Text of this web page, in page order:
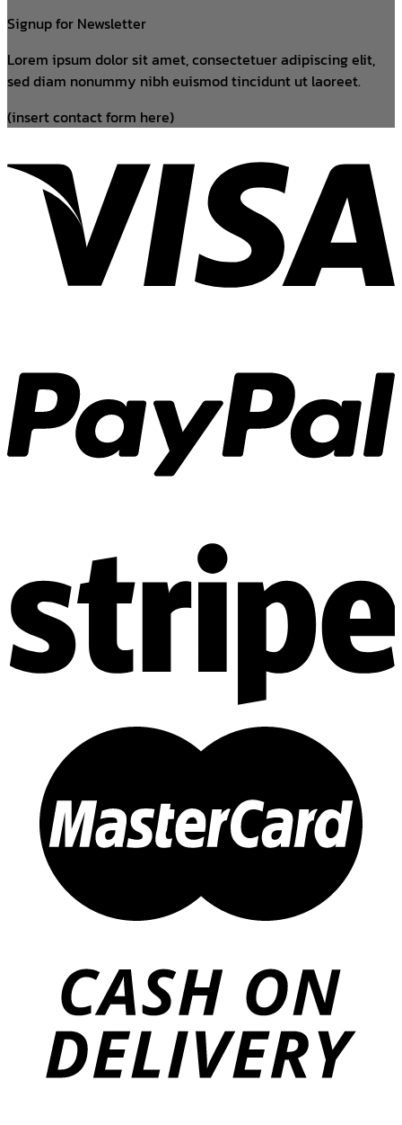
Signup for Newsletter
Lorem ipsum dolor sit amet, consectetuer adipiscing elit,
sed diam nonummy nibh euismod tincidunt ut laoreet.
(insert contact form here)